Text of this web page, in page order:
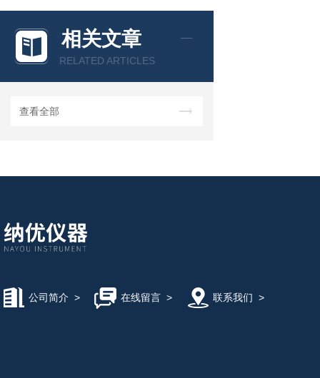
相关文章
RELATED ARTICLES
查看全部
公司简介 > 在线留言> 联系我们 >